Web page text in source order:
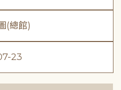
(總館)
23